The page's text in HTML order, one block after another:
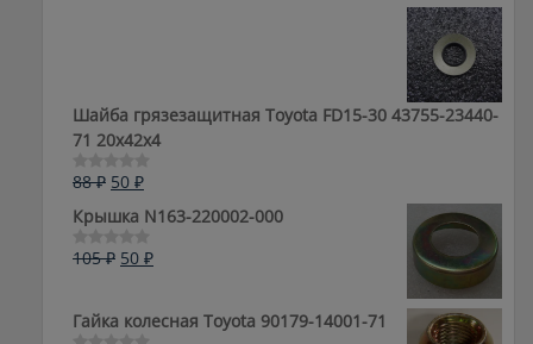
Шайба грязезащитная Toyota FD15-30 43755-23440-
71 20x42x4
Оценка
из
88₽ Первоначальная
цена
составляла
88 ₽.
50 ₽Текущая
цена:
50 ₽.
Крышка N163-220002-000
Оценка
5
105₽ Первоначальная
105 ₽.
50 ₽Текущая
Гайка колесная Toyota 90179-14001-71